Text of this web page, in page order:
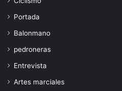
Portada
Balonmano
pedroneras
Entrevista
Artes marciales